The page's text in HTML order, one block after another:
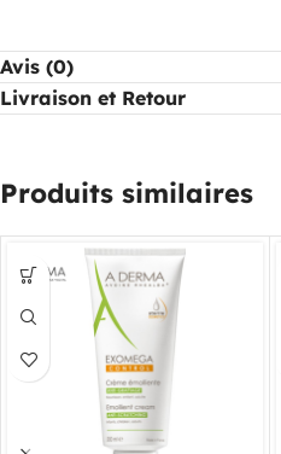
Avis (0)
Livraison et Retour
Produits similaires